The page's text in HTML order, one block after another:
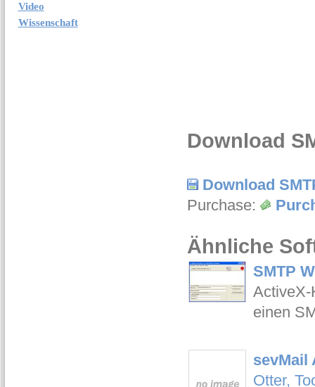
Video
Wissenschaft
Download
Download
Purchase:
Ähnliche
SMTP
ActiveX-
einen
sevMail
Otter,